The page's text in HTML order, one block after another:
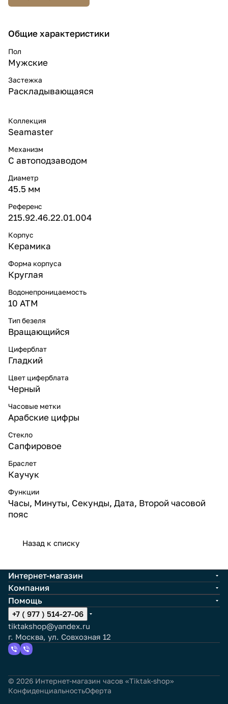
Общие характеристики
Пол
Мужские
Застежка
Раскладывающаяся
Коллекция
Seamaster
Механизм
С автоподзаводом
Диаметр
45.5 мм
Референс
215.92.46.22.01.004
Корпус
Керамика
Форма корпуса
Круглая
Водонепроницаемость
10 ATM
Тип безеля
Вращающийся
Циферблат
Гладкий
Цвет циферблата
Черный
Часовые метки
Арабские цифры
Стекло
Сапфировое
Браслет
Каучук
Функции
Часы, Минуты, Секунды, Дата, Второй часовой
пояс
Назад к списку
Интернет-магазин
Компания
Помощь
+7 ( 977 ) 514-27-06
tiktakshop@yandex.ru
г. Москва, ул. Совхозная 12
© 2026 Интернет-магазин часов «Tiktak-shop»
КонфиденциальностьОферта